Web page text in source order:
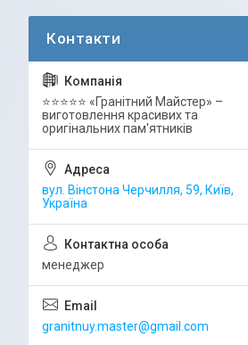
⭐⭐⭐⭐⭐ «Гранітний Майстер» –
виготовлення красивих та
оригінальних пам'ятників
вул. Вінстона Черчилля, 59, Київ,
Україна
менеджер
granitnuy.master@gmail.com